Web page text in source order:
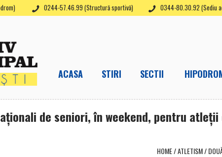
0244-57.46.99 (Structură sportivă) 0344-80.30.92 (Sediu
ACASA STIRI SECTII
de seniori, în weekend, pentru atleţii
HOME/ATLETISM/